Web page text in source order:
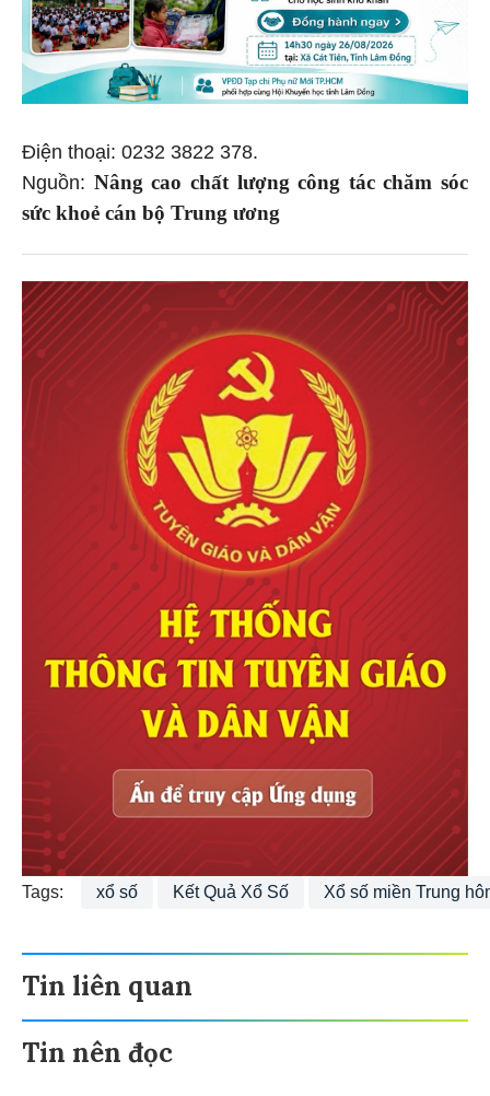
Điện thoại: 0232 3822 378.
Nguồn: Nâng cao chất lượng công tác chăm sóc
sức khoẻ cán bộ Trung ương
Tags: xổ số Kết Quả Xổ Số Xổ số miền Trung
Tin liên quan
Tin nên đọc